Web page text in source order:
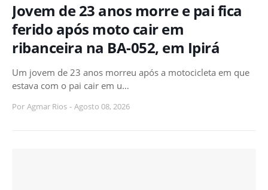
Jovem de 23 anos morre e pai fica
ferido após moto cair em
ribanceira na BA-052, em Ipirá
Um jovem de 23 anos morreu após a motocicleta em que
estava com o pai cair em u…
Por Agmar Rios - Agosto 08, 2026